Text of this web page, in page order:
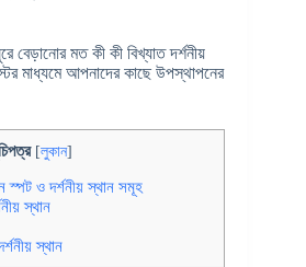
বেড়ানোর মত কী কী বিখ্যাত দর্শনীয়
মাধ্যমে আপনাদের কাছে উপস্থাপনের
[লুকান]
স্পট ও দর্শনীয় স্থান সমূহ
স্থান
স্থান